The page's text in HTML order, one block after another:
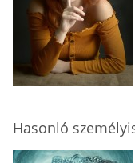
Hasonló